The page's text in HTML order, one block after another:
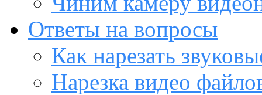
Ответы на вопросы
Как нарезать
Нарезка видео